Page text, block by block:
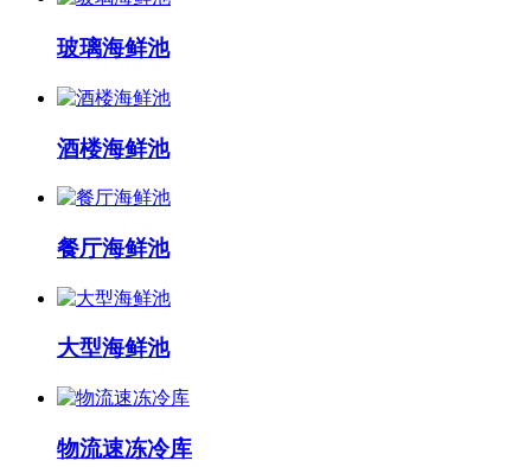
玻璃海鲜池
酒楼海鲜池
餐厅海鲜池
大型海鲜池
物流速冻冷库